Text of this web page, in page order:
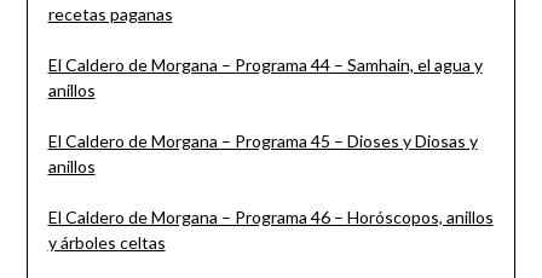
recetas paganas
El Caldero de Morgana – Programa 44 – Samhain, el agua y
anillos
El Caldero de Morgana – Programa 45 – Dioses y Diosas y
anillos
El Caldero de Morgana – Programa 46 – Horóscopos, anillos
y árboles celtas